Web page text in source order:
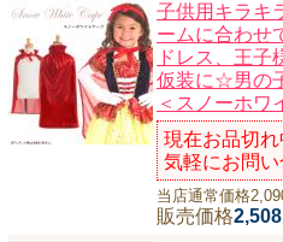
子供用キラキ
ームに合わせ
ドレス、王子
仮装に☆男の
＜スノーホワ
現在お品切
気軽にお問い
当店通常価格
販売価格2,508